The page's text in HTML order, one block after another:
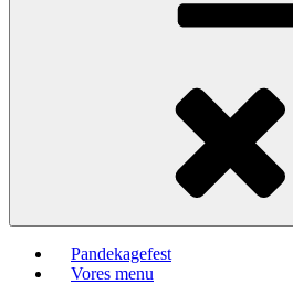
Pandekagefest
Vores menu